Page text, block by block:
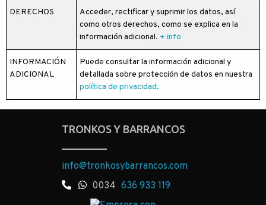
DERECHOS
Acceder, rectificar y suprimir los datos, así
como otros derechos, como se explica en la
información adicional. + info
INFORMACIÓN
ADICIONAL
Puede consultar la información adicional y
detallada sobre protección de datos en nuestra
política de privacidad.
TRONKOS Y BARRANCOS
info@tronkosybarrancos.com
0034 636 933 119